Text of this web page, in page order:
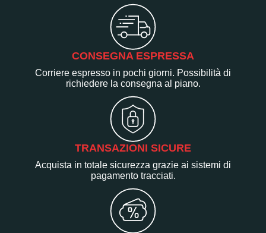
CONSEGNA ESPRESSA
Corriere espresso in pochi giorni. Possibilità di
richiedere la consegna al piano.
TRANSAZIONI SICURE
Acquista in totale sicurezza grazie ai sistemi di
pagamento tracciati.